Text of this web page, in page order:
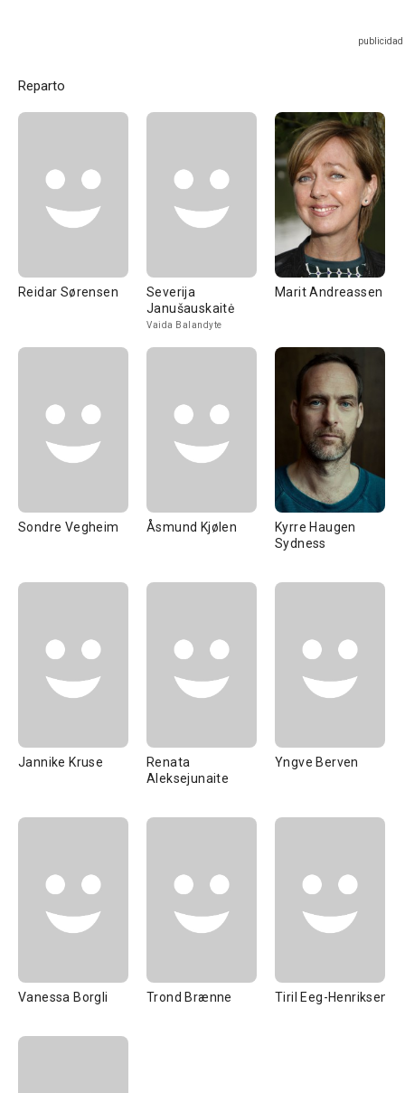
Reparto
Reidar Sørensen
Severija
Janušauskaitė
Vaida Balandyte
Marit Andreassen
Sondre Vegheim Åsmund Kjølen
Kyrre Haugen
Sydness
Jannike Kruse
Renata
Aleksejunaite
Yngve Berven
Vanessa Borgli Trond Brænne Tiril Eeg-Henriksen